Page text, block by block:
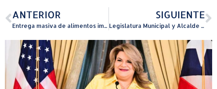
ANTERIOR
Entrega masiva de alimentos impacta cientos de familias ceibeñas
SIGUIENTE
Legislatura Municipal y Alcalde de Hatillo ofrecen Examen de Licencia de Aprendizaje a más de 60 personas